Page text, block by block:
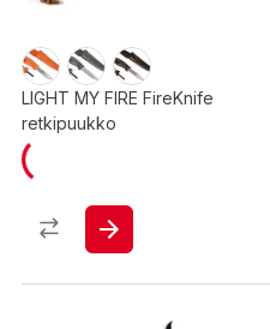
LIGHT MY FIRE FireKnife
retkipuukko